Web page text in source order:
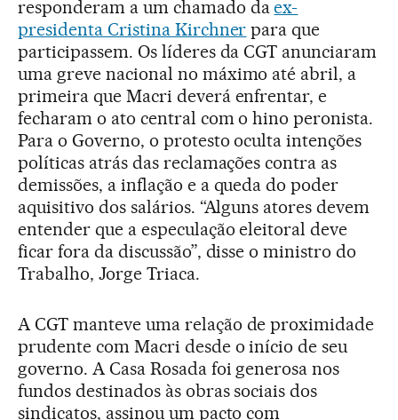
responderam a um chamado daex-
presidenta Cristina Kirchner para que
participassem. Os líderes da CGT anunciaram
uma greve nacional no máximo até abril, a
primeira que Macri deverá enfrentar, e
fecharam o ato central com o hino peronista.
Para o Governo, o protesto oculta intenções
políticas atrás das reclamações contra as
demissões, a inflação e a queda do poder
aquisitivo dos salários. “Alguns atores devem
entender que a especulação eleitoral deve
ficar fora da discussão”, disse o ministro do
Trabalho, Jorge Triaca.
A CGT manteve uma relação de proximidade
prudente com Macri desde o início de seu
governo. A Casa Rosada foi generosa nos
fundos destinados às obras sociais dos
sindicatos, assinou um pacto com